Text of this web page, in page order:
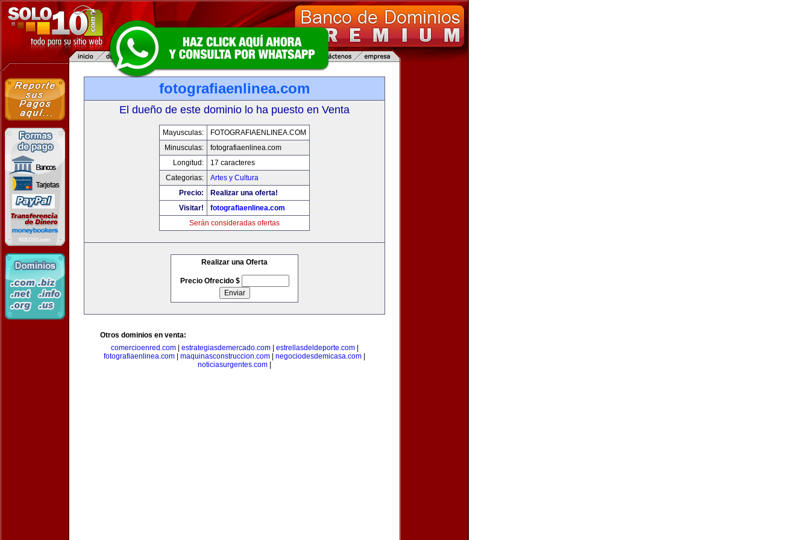
fotografiaenlinea.com
El dueño de este dominio lo ha puesto en Venta
Mayusculas:
FOTOGRAFIAENLINEA.COM
Minusculas:
fotografiaenlinea.com
Longitud:
17 caracteres
Categorias:
Artes y Cultura
Precio:
Realizar una oferta!
Visitar!
fotografiaenlinea.com
Serán consideradas ofertas
Realizar una Oferta
Precio Ofrecido $
Otros dominios en venta:
comercioenred.com| estrategiasdemercado.com| estrellasdeldeporte.com|
fotografiaenlinea.com
maquinasconstruccion.com negociodesdemicasa.com
noticiasurgentes.com